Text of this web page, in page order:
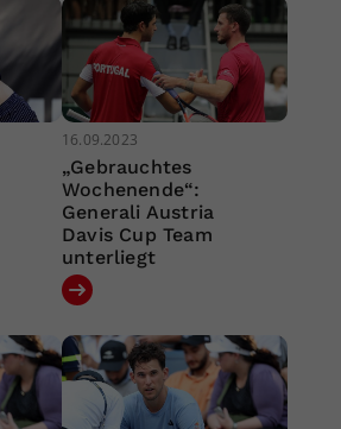
16.09.2023
„Gebrauchtes
Wochenende“:
Generali Austria
Davis Cup Team
unterliegt